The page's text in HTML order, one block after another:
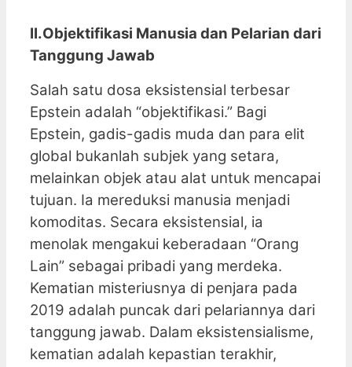
II.Objektifikasi Manusia dan Pelarian dari
Tanggung Jawab
Salah satu dosa eksistensial terbesar
Epstein adalah “objektifikasi.” Bagi
Epstein, gadis-gadis muda dan para elit
global bukanlah subjek yang setara,
melainkan objek atau alat untuk mencapai
tujuan. Ia mereduksi manusia menjadi
komoditas. Secara eksistensial, ia
menolak mengakui keberadaan “Orang
Lain” sebagai pribadi yang merdeka.
Kematian misteriusnya di penjara pada
2019 adalah puncak dari pelariannya dari
tanggung jawab. Dalam eksistensialisme,
kematian adalah kepastian terakhir,